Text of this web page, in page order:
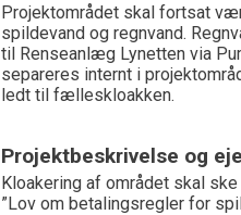
Projektområdet skal fortsat
spildevand og regnvand.
til Renseanlæg Lynetten via
separeres internt i
ledt til fælleskloakken.
Projektbeskrivelse og
Kloakering af området skal
”Lov om betalingsregler for